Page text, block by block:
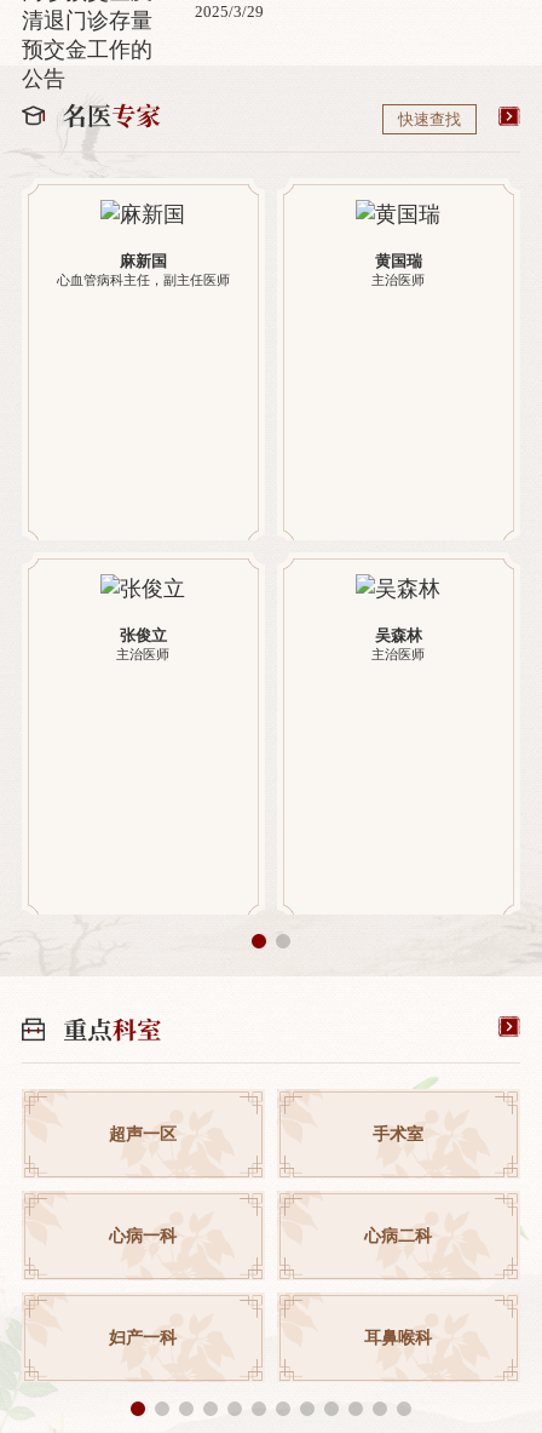
2025/3/29
快速查找
麻新国
心血管病科主任，副主任医师
黄国瑞
主治医师
张俊立
主治医师
吴森林
主治医师
超声一区 手术室
心病一科 心病二科
妇产一科 耳鼻喉科